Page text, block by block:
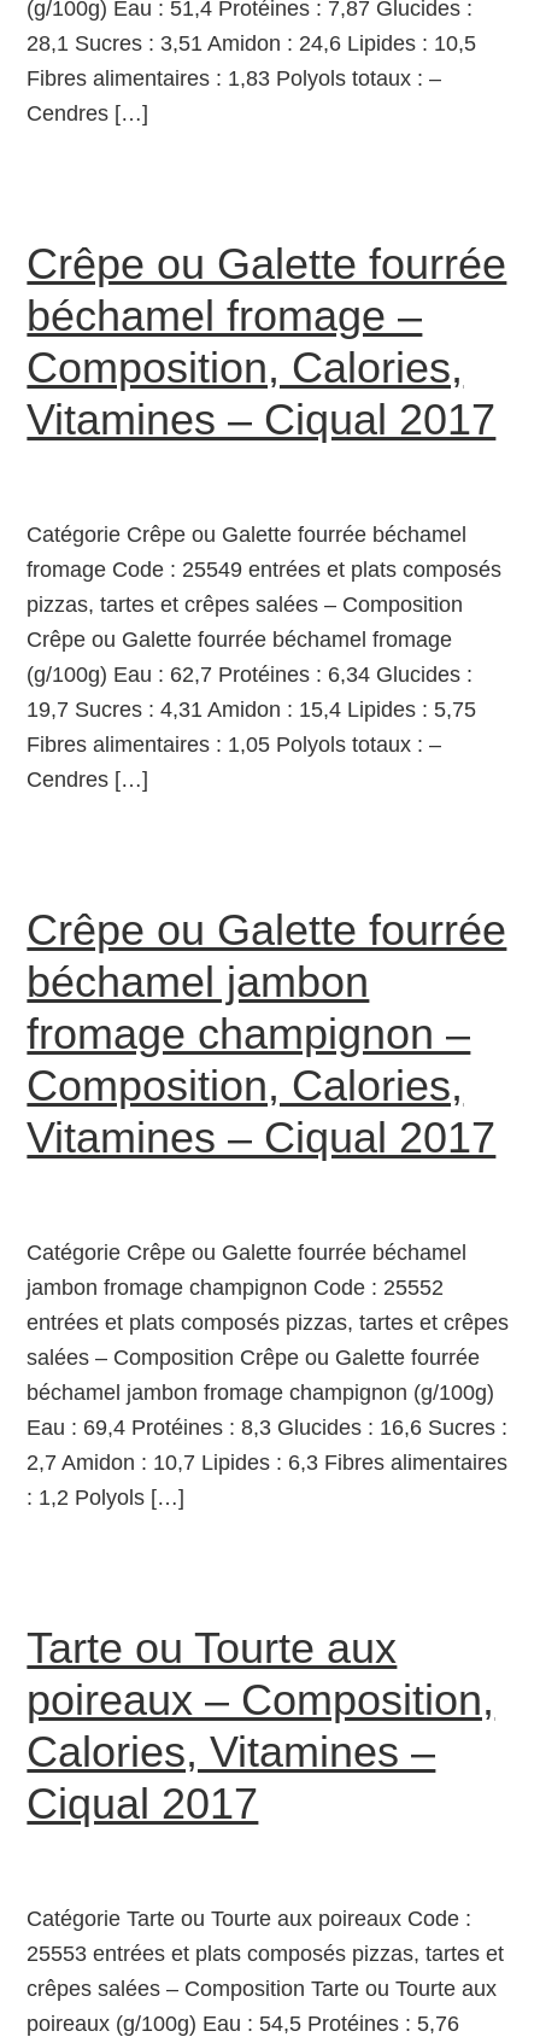
(g/100g) Eau : 51,4 Protéines : 7,87 Glucides :
28,1 Sucres : 3,51 Amidon : 24,6 Lipides : 10,5
Fibres alimentaires : 1,83 Polyols totaux : –
Cendres […]
Crêpe ou Galette fourrée
béchamel fromage –
Composition, Calories,
Vitamines – Ciqual 2017
Catégorie Crêpe ou Galette fourrée béchamel
fromage Code : 25549 entrées et plats composés
pizzas, tartes et crêpes salées – Composition
Crêpe ou Galette fourrée béchamel fromage
(g/100g) Eau : 62,7 Protéines : 6,34 Glucides :
19,7 Sucres : 4,31 Amidon : 15,4 Lipides : 5,75
Fibres alimentaires : 1,05 Polyols totaux : –
Cendres […]
Crêpe ou Galette fourrée
béchamel jambon
fromage champignon –
Composition, Calories,
Vitamines – Ciqual 2017
Catégorie Crêpe ou Galette fourrée béchamel
jambon fromage champignon Code : 25552
entrées et plats composés pizzas, tartes et crêpes
salées – Composition Crêpe ou Galette fourrée
béchamel jambon fromage champignon (g/100g)
Eau : 69,4 Protéines : 8,3 Glucides : 16,6 Sucres :
2,7 Amidon : 10,7 Lipides : 6,3 Fibres alimentaires
: 1,2 Polyols […]
Tarte ou Tourte aux
poireaux – Composition,
Calories, Vitamines –
Ciqual 2017
Catégorie Tarte ou Tourte aux poireaux Code :
25553 entrées et plats composés pizzas, tartes et
crêpes salées – Composition Tarte ou Tourte aux
poireaux (g/100g) Eau : 54,5 Protéines : 5,76